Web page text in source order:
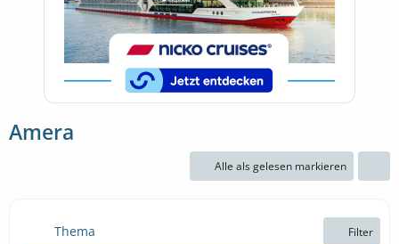
Amera
Alle als gelesen markieren
Thema Filter